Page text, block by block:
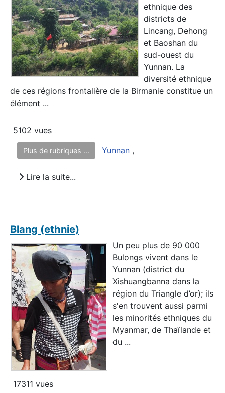
ethnique des
districts de
Lincang, Dehong
et Baoshan du
sud-ouest du
Yunnan. La
diversité ethnique
de ces régions frontalière de la Birmanie constitue un
élément ...
5102 vues
Plus de rubriques ... Yunnan ,
Lire la suite...
Blang (ethnie)
Un peu plus de 90 000
Bulongs vivent dans le
Yunnan (district du
Xishuangbanna dans la
région du Triangle d’or); ils
s'en trouvent aussi parmi
les minorités ethniques du
Myanmar, de Thaïlande et
du ...
17311 vues